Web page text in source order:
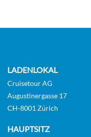
LADENLOKAL
Cruisetour AG
Augustinergasse 17
CH-8001 Zürich
HAUPTSITZ